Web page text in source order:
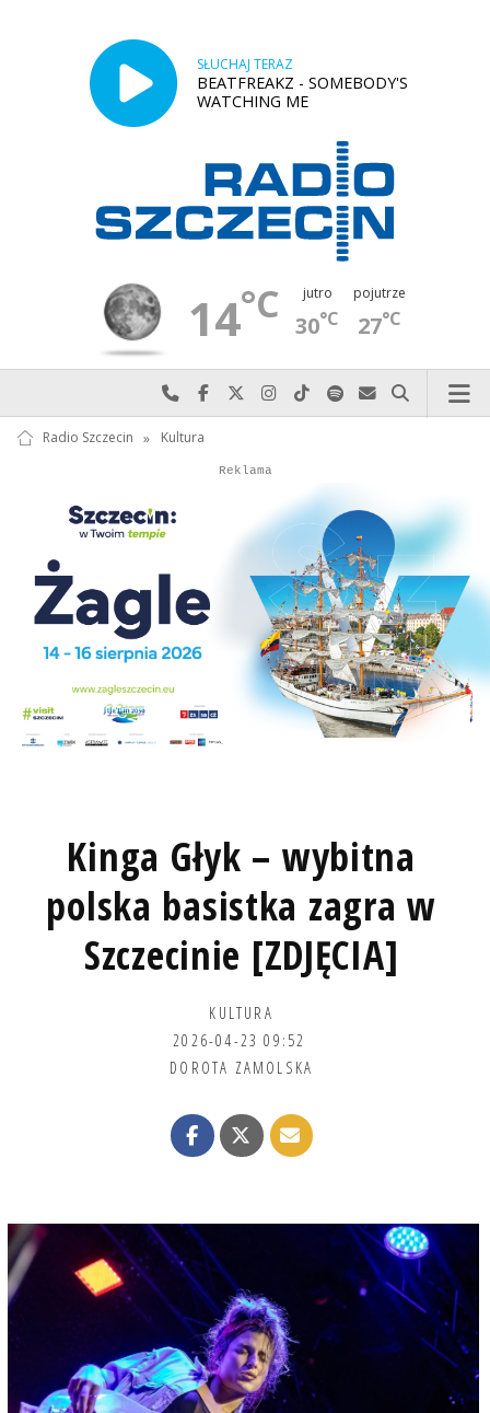
SŁUCHAJ TERAZ
BEATFREAKZ - SOMEBODY'S
WATCHING ME
14°C jutro
30°C
pojutrze
27°C
Najlepiej po prostu do nas zadzwoń
Odwiedź nas na Facebook-u
Odwiedź nas na X
Odwiedź nas na Instagram-ie
Odwiedź nas na TikTok-u
Szukaj nas na Spotify
Wyślij do nas
Szukaj
Radio Szczecin » Kultura
Autopromocja
Reklama
Kinga Głyk – wybitna
polska basistka zagra w
Szczecinie [ZDJĘCIA]
KULTURA
2026-04-23 09:52
DOROTA ZAMOLSKA